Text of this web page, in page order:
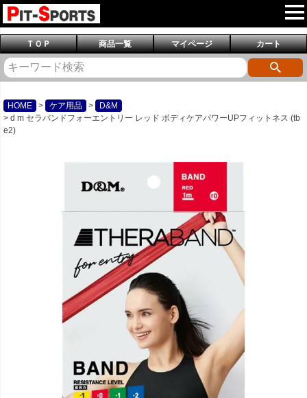
ＴＯＰ 商品一覧 マイページ カート
HOME ケア用品
D&M
d m セラバンドフォーエントリー レッド ボディケアパワーUPフィットネス (tb
e2)